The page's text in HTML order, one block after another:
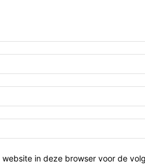
website in deze browser voor de